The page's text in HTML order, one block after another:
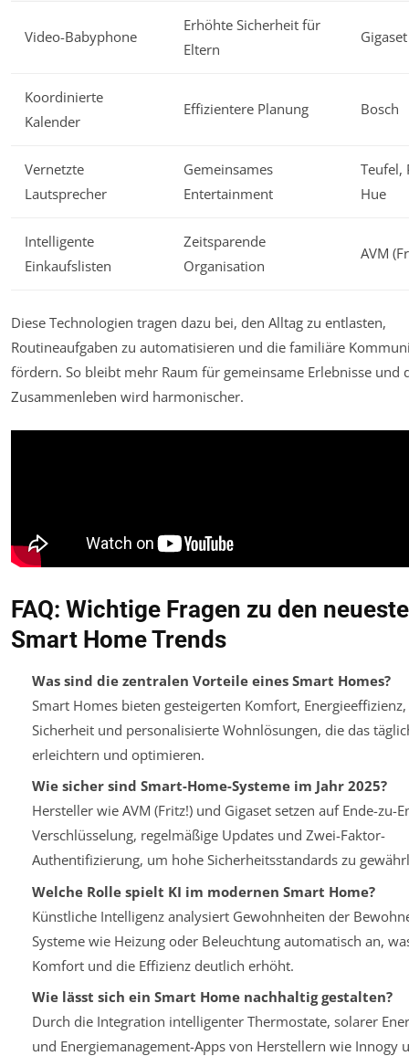
Video-Babyphone
Erhöhte Sicherheit für
Eltern
Gigaset
Koordinierte
Kalender
Effizientere Planung Bosch
Vernetzte
Lautsprecher
Gemeinsames
Entertainment
Teufel,
Hue
Intelligente
Einkaufslisten
Zeitsparende
Organisation
AVM
Diese Technologien tragen dazu bei, den Alltag zu entlasten,
Routineaufgaben zu automatisieren und die familiäre
fördern. So bleibt mehr Raum für gemeinsame Erlebnisse und
Zusammenleben wird harmonischer.
FAQ: Wichtige Fragen zu den
Smart Home Trends
Was sind die zentralen Vorteile eines Smart Homes?
Smart Homes bieten gesteigerten Komfort,
Sicherheit und personalisierte Wohnlösungen, die das
erleichtern und optimieren.
Wie sicher sind Smart-Home-Systeme im Jahr 2025?
Hersteller wie AVM (Fritz!) und Gigaset setzen auf Ende-zu-
Verschlüsselung, regelmäßige Updates und Zwei-Faktor-
Authentifizierung, um hohe Sicherheitsstandards zu
Welche Rolle spielt KI im modernen Smart Home?
Künstliche Intelligenz analysiert Gewohnheiten der
Systeme wie Heizung oder Beleuchtung automatisch an,
Komfort und die Effizienz deutlich erhöht.
Wie lässt sich ein Smart Home nachhaltig gestalten?
Durch die Integration intelligenter Thermostate, solarer
und Energiemanagement-Apps von Herstellern wie Innogy